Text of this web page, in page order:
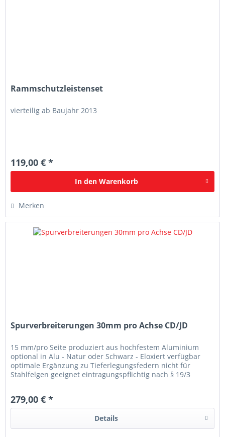
Rammschutzleistenset
vierteilig ab Baujahr 2013
119,00 € *
In den Warenkorb
Merken
Spurverbreiterungen 30mm pro Achse CD/JD
15 mm/pro Seite produziert aus hochfestem Aluminium
optional in Alu - Natur oder Schwarz - Eloxiert verfügbar
optimale Ergänzung zu Tieferlegungsfedern nicht für
Stahlfelgen geeignet eintragungspflichtig nach § 19/3
279,00 € *
Details